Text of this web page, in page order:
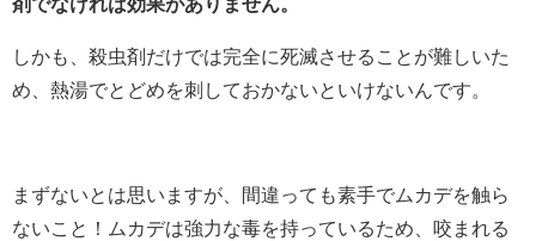
剤でなければ効果がありません。
しかも、殺虫剤だけでは完全に死滅させることが難しいた
め、熱湯でとどめを刺しておかないといけないんです。
まずないとは思いますが、間違っても素手でムカデを触ら
ないこと！ムカデは強力な毒を持っているため、咬まれる